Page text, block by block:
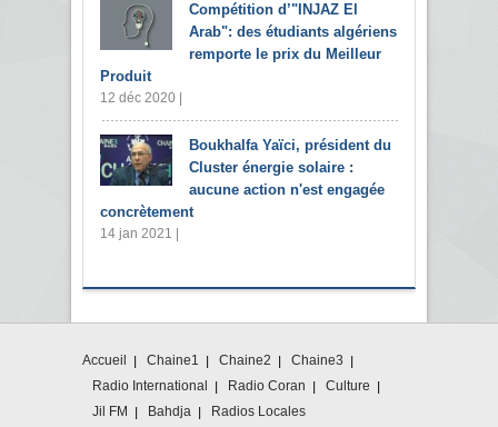
Compétition d’"INJAZ El
Arab": des étudiants algériens
remporte le prix du Meilleur
Produit
12 déc 2020 |
Boukhalfa Yaïci, président du
Cluster énergie solaire :
aucune action n'est engagée
concrètement
14 jan 2021 |
Accueil Chaine1 Chaine2
Chaine3
Radio International
Radio Coran
Culture
Jil FM
Bahdja Radios Locales